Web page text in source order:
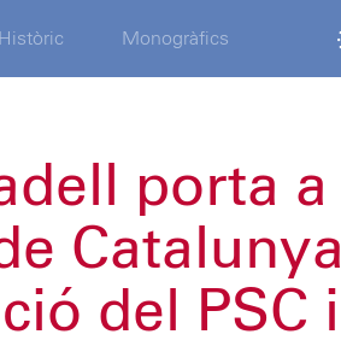
Històric Monogràfics
porta a
Catalunya
del PSC i